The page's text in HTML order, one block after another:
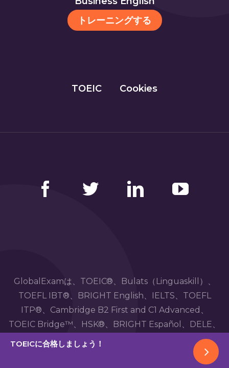
TOEICに合格しましょう！
トレーニングする
TOEIC Cookies
GlobalExamは、TOEIC®、Bulats（Linguaskill）、
TOEFL IBT®、BRIGHT English、IELTS、TOEFL
ITP®、Cambridge B2 First and C1 Advanced、
TOEIC Bridge™、HSK®、BRIGHT Español、DELE、
DELF、 TCF、 BRIGHT DeutschおよびWiDaFの公式
試験を実施する機関とは何の関連も持っていません。